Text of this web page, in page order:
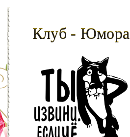
Клуб - Юмора